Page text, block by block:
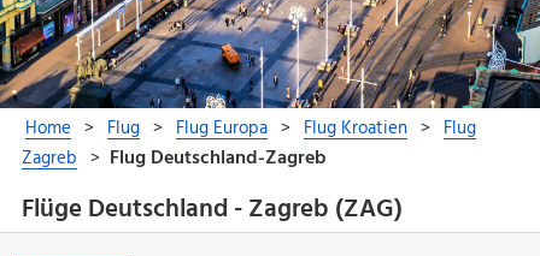
Flüge Deutschland - Zagreb (ZAG)